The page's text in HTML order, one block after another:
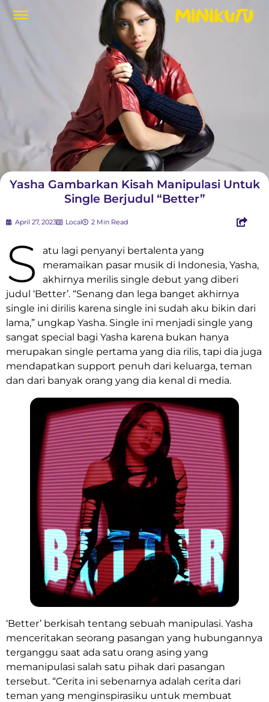
Yasha Gambarkan Kisah Manipulasi Untuk
Single Berjudul “Better”
April 27, 2023 Local 2 Min Read
S
atu lagi penyanyi bertalenta yang
meramaikan pasar musik di Indonesia, Yasha,
akhirnya merilis single debut yang diberi
judul ‘Better’. “Senang dan lega banget akhirnya
single ini dirilis karena single ini sudah aku bikin dari
lama,” ungkap Yasha. Single ini menjadi single yang
sangat special bagi Yasha karena bukan hanya
merupakan single pertama yang dia rilis, tapi dia juga
mendapatkan support penuh dari keluarga, teman
dan dari banyak orang yang dia kenal di media.
‘Better’ berkisah tentang sebuah manipulasi. Yasha
menceritakan seorang pasangan yang hubungannya
terganggu saat ada satu orang asing yang
memanipulasi salah satu pihak dari pasangan
tersebut. “Cerita ini sebenarnya adalah cerita dari
teman yang menginspirasiku untuk membuat